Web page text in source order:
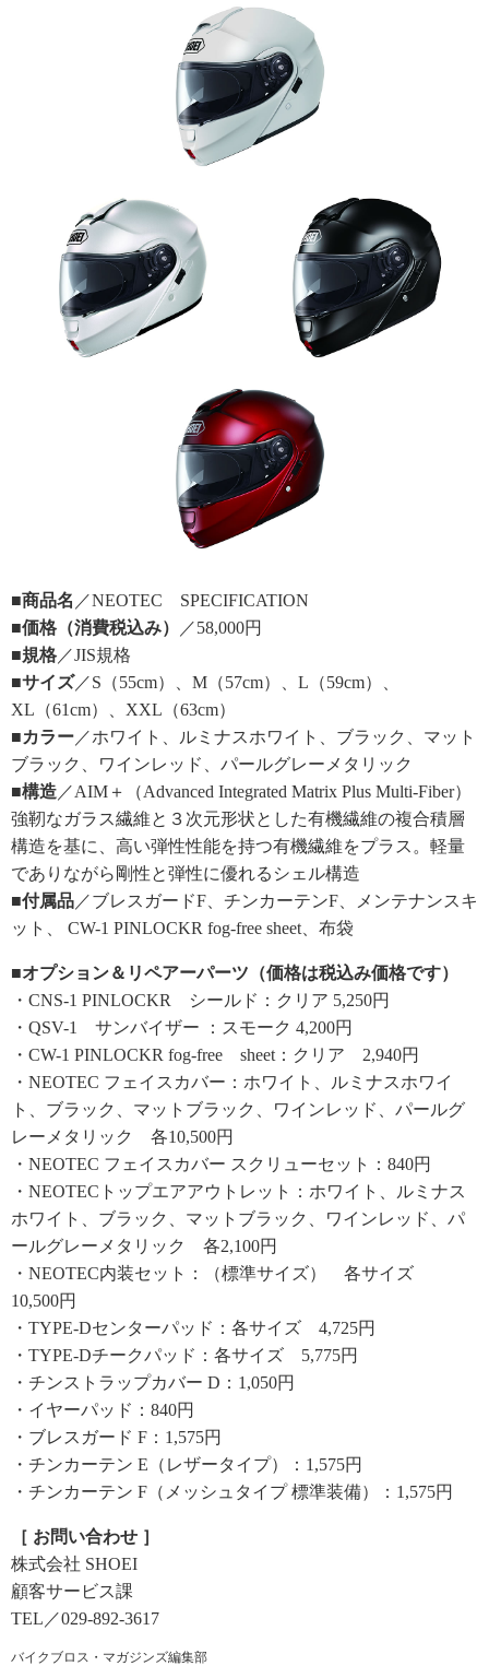
■商品名 ／NEOTEC SPECIFICATION
■価格（消費税込み）
／58,000円
■規格 ／JIS規格
■サイズ／S（55cm）、M（57cm）、L（59cm）、
XL（61cm）、XXL（63cm）
■カラー ／ホワイト、ルミナスホワイト、ブラック、マット
ブラック、ワインレッド、パールグレーメタリック
■構造 ／AIM＋（Advanced Integrated Matrix Plus Multi-Fiber）
強靭なガラス繊維と３次元形状とした有機繊維の複合積層
構造を基に、高い弾性性能を持つ有機繊維をプラス。軽量
でありながら剛性と弾性に優れるシェル構造
■付属品 ／ブレスガードF、チンカーテンF、メンテナンスキ
ット、 CW-1 PINLOCKR fog-free sheet、布袋
■オプション＆リペアーパーツ（価格は税込み価格です）
・CNS-1 PINLOCKR シールド：クリア 5,250円
・QSV-1 サンバイザー ：スモーク 4,200円
・CW-1 PINLOCKR fog-free sheet：クリア 2,940円
・NEOTEC フェイスカバー：ホワイト、ルミナスホワイ
ト、ブラック、マットブラック、ワインレッド、パールグ
レーメタリック 各10,500円
・NEOTEC フェイスカバー スクリューセット：840円
・NEOTECトップエアアウトレット：ホワイト、ルミナス
ホワイト、ブラック、マットブラック、ワインレッド、パ
ールグレーメタリック 各2,100円
・NEOTEC内装セット：（標準サイズ） 各サイズ
10,500円
・TYPE-Dセンターパッド：各サイズ 4,725円
・TYPE-Dチークパッド：各サイズ 5,775円
・チンストラップカバー D：1,050円
・イヤーパッド：840円
・ブレスガード F：1,575円
・チンカーテン E（レザータイプ）：1,575円
・チンカーテン F（メッシュタイプ 標準装備）：1,575円
［ お問い合わせ ］
株式会社 SHOEI
顧客サービス課
TEL／029-892-3617
バイクブロス・マガジンズ編集部